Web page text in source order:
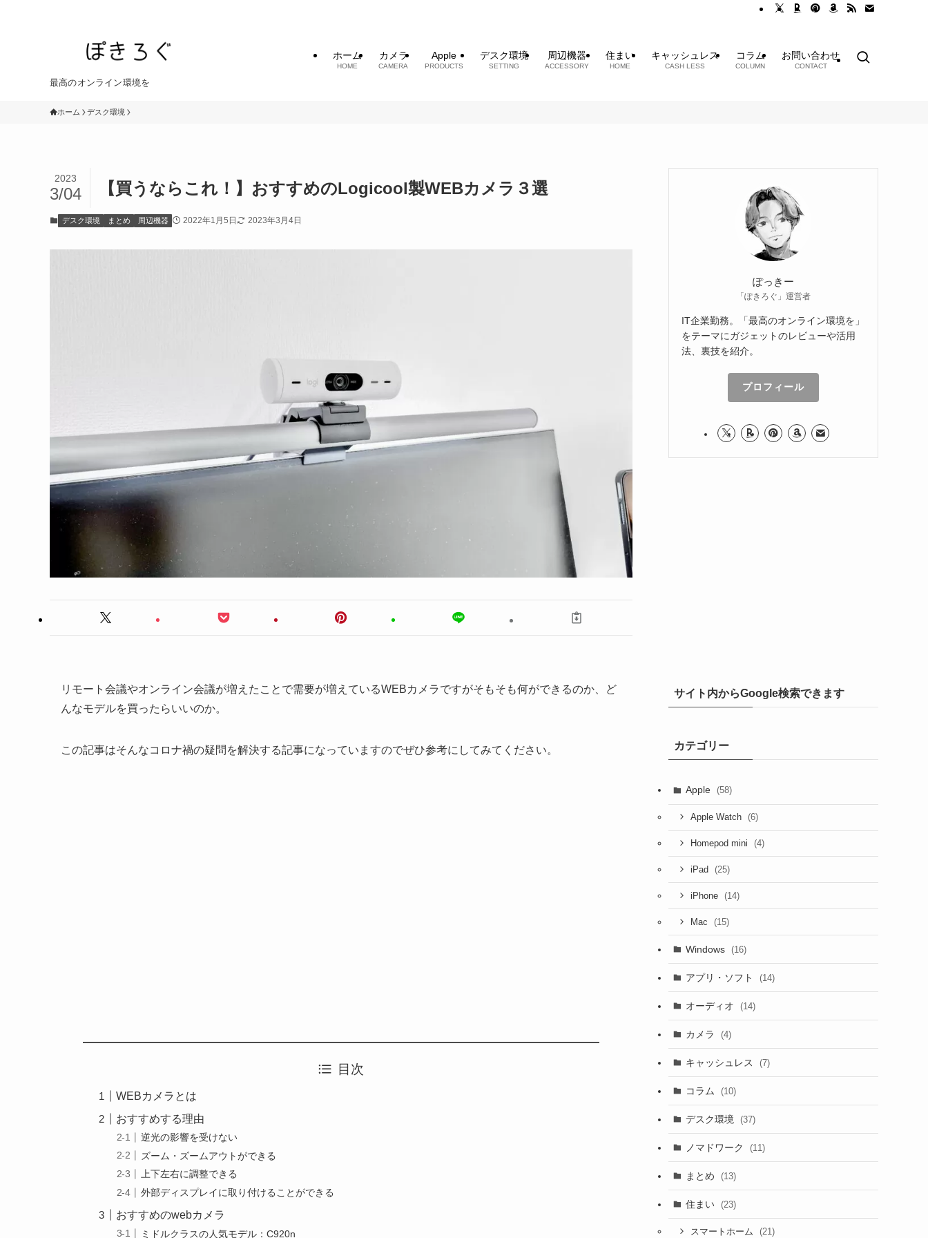
最高のオンライン環境を
ホーム
HOME
カメラ
CAMERA
Apple
PRODUCTS
デスク環境
SETTING
周辺機器
ACCESSORY
住まい
HOME
キャッシュレス
CASH LESS
コラム
COLUMN
お問い合わせ
CONTACT
ホーム デスク環境
【買うならこれ！】おすすめのLogicool製WEBカメラ３選
2023
3/04
デスク環境 まとめ 周辺機器 2022年1月5日 2023年3月4日
リモート会議やオンライン会議が増えたことで需要が増えているWEBカメラですがそもそも何ができるのか、ど
んなモデルを買ったらいいのか。
この記事はそんなコロナ禍の疑問を解決する記事になっていますのでぜひ参考にしてみてください。
目次
WEBカメラとは
おすすめする理由
逆光の影響を受けない
ズーム・ズームアウトができる
上下左右に調整できる
外部ディスプレイに取り付けることができる
おすすめのwebカメラ
ミドルクラスの人気モデル：C920n
ぽっきー
「ぽきろぐ」運営者
IT企業勤務。「最高のオンライン環境を」
をテーマにガジェットのレビューや活用
法、裏技を紹介。
プロフィール
サイト内からGoogle検索できます
カテゴリー
Apple (58)
Apple Watch (6)
Homepod mini (4)
iPad (25)
iPhone (14)
Mac (15)
Windows (16)
アプリ・ソフト (14)
オーディオ (14)
カメラ (4)
キャッシュレス (7)
コラム (10)
デスク環境 (37)
ノマドワーク (11)
まとめ (13)
住まい (23)
スマートホーム (21)